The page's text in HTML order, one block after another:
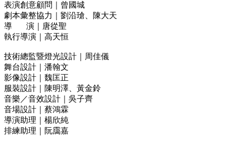
表演創意顧問｜曾國城
劇本彙整協力｜劉沿瑲、陳大天
導 演｜唐從聖
執行導演｜高天恒
技術總監暨燈光設計｜周佳儀
舞台設計｜潘翰文
影像設計｜魏匡正
服裝設計｜陳明澤、黃金鈴
音樂／音效設計｜吳子齊
音場設計｜蔡鴻霖
導演助理｜楊欣純
排練助理｜阮靄嘉